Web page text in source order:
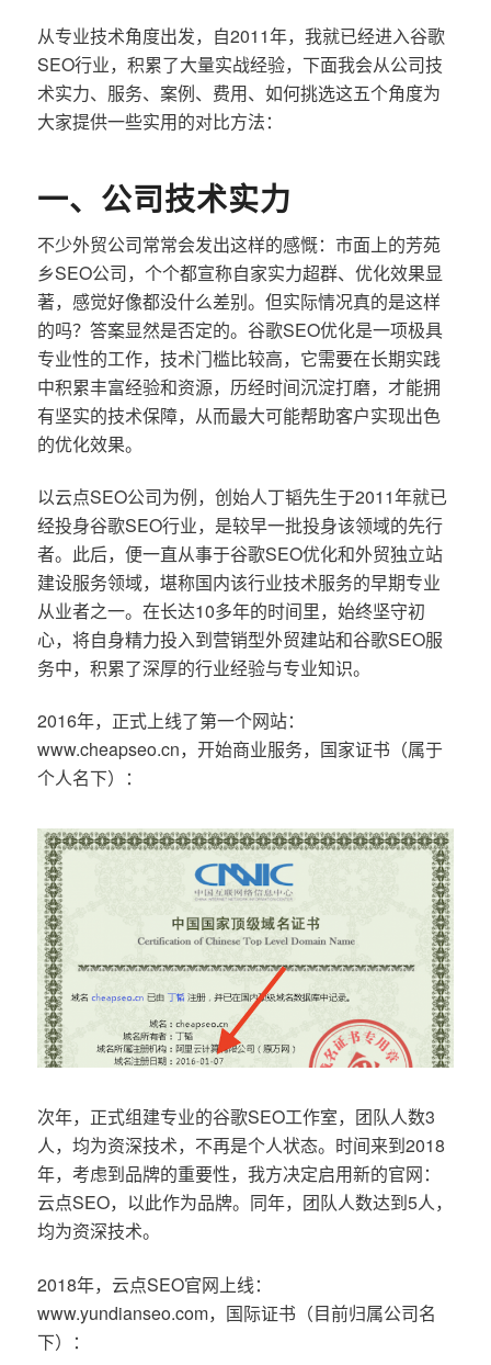
从专业技术角度出发，自2011年，我就已经进入谷歌
SEO行业，积累了大量实战经验，下面我会从公司技
术实力、服务、案例、费用、如何挑选这五个角度为
大家提供一些实用的对比方法：
一、公司技术实力
不少外贸公司常常会发出这样的感慨：市面上的芳苑
乡SEO公司，个个都宣称自家实力超群、优化效果显
著，感觉好像都没什么差别。但实际情况真的是这样
的吗？答案显然是否定的。谷歌SEO优化是一项极具
专业性的工作，技术门槛比较高，它需要在长期实践
中积累丰富经验和资源，历经时间沉淀打磨，才能拥
有坚实的技术保障，从而最大可能帮助客户实现出色
的优化效果。
以云点SEO公司为例，创始人丁韬先生于2011年就已
经投身谷歌SEO行业，是较早一批投身该领域的先行
者。此后，便一直从事于谷歌SEO优化和外贸独立站
建设服务领域，堪称国内该行业技术服务的早期专业
从业者之一。在长达10多年的时间里，始终坚守初
心，将自身精力投入到营销型外贸建站和谷歌SEO服
务中，积累了深厚的行业经验与专业知识。
2016年，正式上线了第一个网站：
www.cheapseo.cn，开始商业服务，国家证书（属于
个人名下）：
次年，正式组建专业的谷歌SEO工作室，团队人数3
人，均为资深技术，不再是个人状态。时间来到2018
年，考虑到品牌的重要性，我方决定启用新的官网：
云点SEO，以此作为品牌。同年，团队人数达到5人，
均为资深技术。
2018年，云点SEO官网上线：
www.yundianseo.com，国际证书（目前归属公司名
下）：